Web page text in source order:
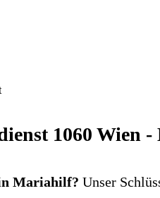
1060 Wien
Mariahilf? Unser